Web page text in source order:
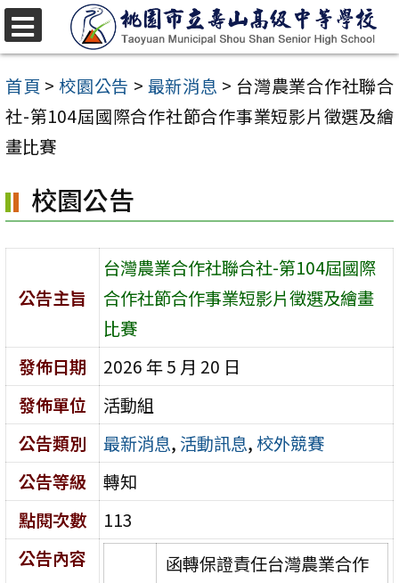
跳
至
主
要
內
區
首頁 > 校園公告 > 最新消息 > 台灣農業合作社聯合
社-第104屆國際合作社節合作事業短影片徵選及繪
畫比賽
校園公告
公告主旨
台灣農業合作社聯合社-第104屆國際
合作社節合作事業短影片徵選及繪畫
比賽
發佈日期
2026 年 5 月 20 日
發佈單位
活動組
公告類別
最新消息, 活動訊息,校外競賽
公告等級
轉知
點閱次數
113
公告內容
函轉保證責任台灣農業合作
選
單